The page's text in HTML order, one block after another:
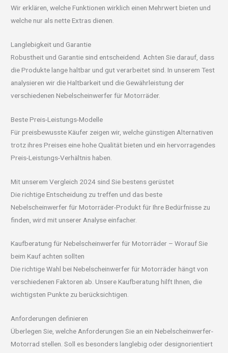
Wir erklären, welche Funktionen wirklich einen Mehrwert bieten und
welche nur als nette Extras dienen.
Langlebigkeit und Garantie
Robustheit und Garantie sind entscheidend. Achten Sie darauf, dass
die Produkte lange haltbar und gut verarbeitet sind. In unserem Test
analysieren wir die Haltbarkeit und die Gewährleistung der
verschiedenen Nebelscheinwerfer für Motorräder.
Beste Preis-Leistungs-Modelle
Für preisbewusste Käufer zeigen wir, welche günstigen Alternativen
trotz ihres Preises eine hohe Qualität bieten und ein hervorragendes
Preis-Leistungs-Verhältnis haben.
Mit unserem Vergleich 2024 sind Sie bestens gerüstet
Die richtige Entscheidung zu treffen und das beste
Nebelscheinwerfer für Motorräder-Produkt für Ihre Bedürfnisse zu
finden, wird mit unserer Analyse einfacher.
Kaufberatung für Nebelscheinwerfer für Motorräder – Worauf Sie
beim Kauf achten sollten
Die richtige Wahl bei Nebelscheinwerfer für Motorräder hängt von
verschiedenen Faktoren ab. Unsere Kaufberatung hilft Ihnen, die
wichtigsten Punkte zu berücksichtigen.
Anforderungen definieren
Überlegen Sie, welche Anforderungen Sie an ein Nebelscheinwerfer-
Motorrad stellen. Soll es besonders langlebig oder designorientiert